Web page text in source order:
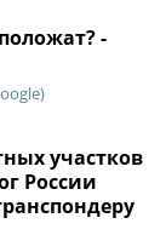
-
участков
России